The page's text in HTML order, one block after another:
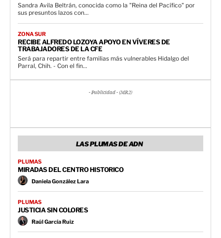
Sandra Avila Beltrán, conocida como la "Reina del Pacífico" por
sus presuntos lazos con...
ZONA SUR
RECIBE ALFREDO LOZOYA APOYO EN VÍVERES DE
TRABAJADORES DE LA CFE
Será para repartir entre familias más vulnerables Hidalgo del
Parral, Chih. - Con el fin...
- Publicidad - (MR2)
LAS PLUMAS DE ADN
PLUMAS
MIRADAS DEL CENTRO HISTORICO
Daniela González Lara
PLUMAS
JUSTICIA SIN COLORES
Raúl García Ruiz